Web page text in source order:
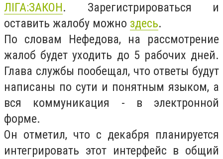
ЛІГА:ЗАКОН. Зарегистрироваться и
оставить жалобу можно здесь.
По словам Нефедова, на рассмотрение
жалоб будет уходить до 5 рабочих дней.
Глава службы пообещал, что ответы будут
написаны по сути и понятным языком, а
вся коммуникация - в электронной
форме.
Он отметил, что с декабря планируется
интегрировать этот интерфейс в общий